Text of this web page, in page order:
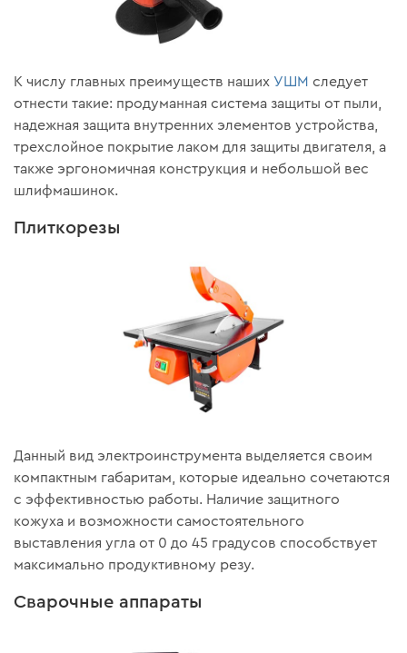
К числу главных преимуществ нашихУШМ следует
отнести такие: продуманная система защиты от пыли,
надежная защита внутренних элементов устройства,
трехслойное покрытие лаком для защиты двигателя, а
также эргономичная конструкция и небольшой вес
шлифмашинок.
Плиткорезы
Данный вид электроинструмента выделяется своим
компактным габаритам, которые идеально сочетаются
с эффективностью работы. Наличие защитного
кожуха и возможности самостоятельного
выставления угла от 0 до 45 градусов способствует
максимально продуктивному резу.
Сварочные аппараты